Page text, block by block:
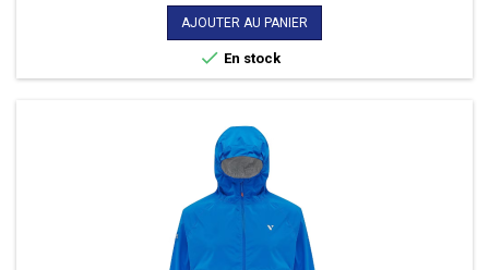
AJOUTER AU PANIER
 En stock